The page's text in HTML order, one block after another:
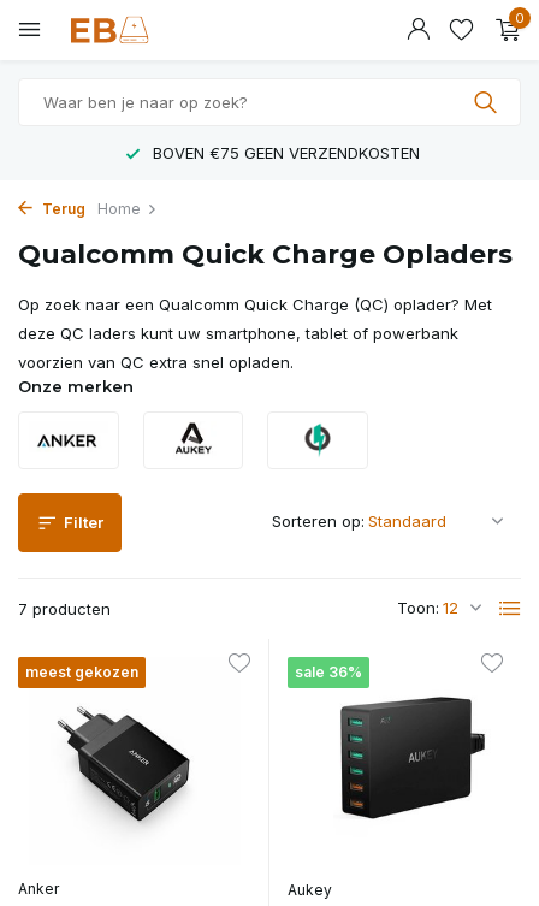
0
BOVEN €75 GEEN VERZENDKOSTEN
Terug Home
Qualcomm Quick Charge Opladers
Op zoek naar een Qualcomm Quick Charge (QC) oplader? Met
deze QC laders kunt uw smartphone, tablet of powerbank
voorzien van QC extra snel opladen.
Onze merken
Filter
7 producten Toon:
Sorteren op:
meest gekozen
Anker
sale 36%
Aukey